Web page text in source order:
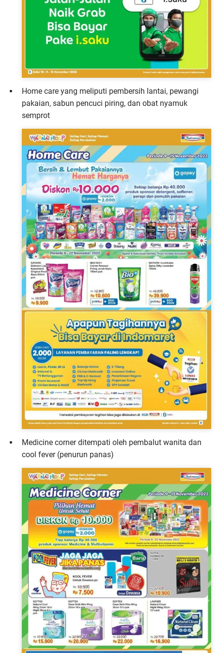
Home care yang meliputi pembersih lantai, pewangi
pakaian, sabun pencuci piring, dan obat nyamuk
semprot
Medicine corner ditempati oleh pembalut wanita dan
cool fever (penurun panas)